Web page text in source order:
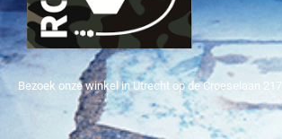
Bezoek onze winkel in Utrecht op de Croeselaan 217